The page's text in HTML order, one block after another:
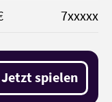
7xxxxx
Jetzt spielen